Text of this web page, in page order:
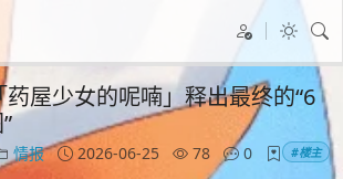
药屋少女的呢喃」释出最终的“6
情报 2026-06-25 78
0
#楼主